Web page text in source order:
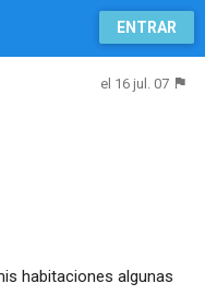
ENTRAR
el 16 jul. 07
habitaciones algunas